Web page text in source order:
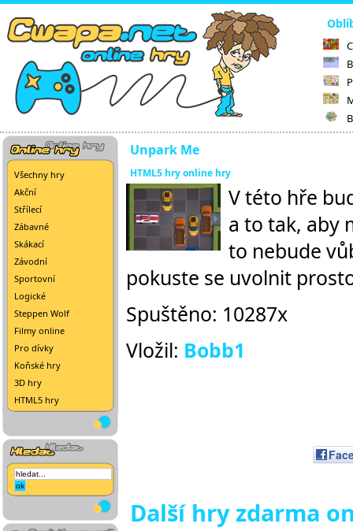
Všechny hry
Akční
Střílecí
Zábavné
Skákací
Závodní
Sportovní
Logické
Steppen Wolf
Filmy online
Pro dívky
Koňské hry
3D hry
HTML5 hry
Unpark Me
HTML5 hry online hry
V této hře
a to tak, aby
to nebude
pokuste se uvolnit
Spuštěno: 10287x
Vložil: Bobb1
Další hry zdarma